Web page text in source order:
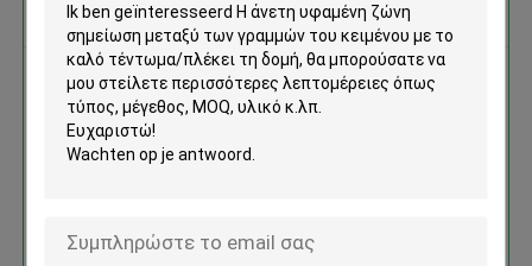
Αποκτήστε την καλύτερη τιμή για
Η άνετη υφαμένη ζώνη
σημείωση μεταξύ των γραμμών
τέντωμα/πλέκει τη δομή